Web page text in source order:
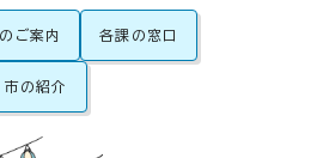
ご案内 各課の窓口
市の紹介